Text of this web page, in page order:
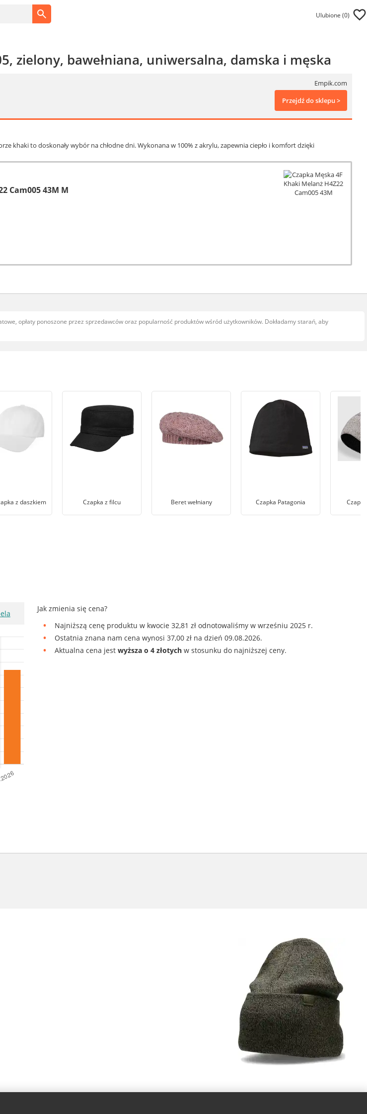
Ulubione (0)
zielony, bawełniana, uniwersalna, damska i męska
Empik.com
Przejdź do sklepu >
khaki to doskonały wybór na chłodne dni. Wykonana w 100% z akrylu, zapewnia ciepło i komfort dzięki
Cam005 43M M
opłaty ponoszone przez sprzedawców oraz popularność produktów wśród użytkowników. Dokładamy starań, aby
z daszkiem Czapka z filcu Beret wełniany Czapka Patagonia
Jak zmienia się cena?
Najniższą cenę produktu w kwocie 32,81 zł odnotowaliśmy w wrześniu 2025 r.
Ostatnia znana nam cena wynosi 37,00 zł na dzień 09.08.2026.
Aktualna cena jestwyższa o 4 złotych w stosunku do najniższej ceny.